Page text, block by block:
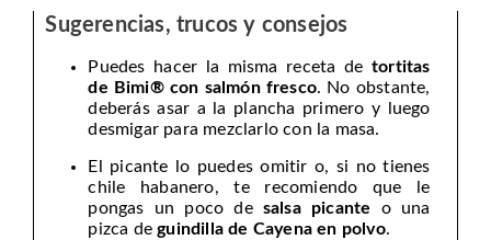
Sugerencias, trucos y consejos
Puedes hacer la misma receta de tortitas
de Bimi® con salmón fresco. No obstante,
deberás asar a la plancha primero y luego
desmigar para mezclarlo con la masa.
El picante lo puedes omitir o, si no tienes
chile habanero, te recomiendo que le
pongas un poco de salsa picante o una
pizca deguindilla de Cayena en polvo.